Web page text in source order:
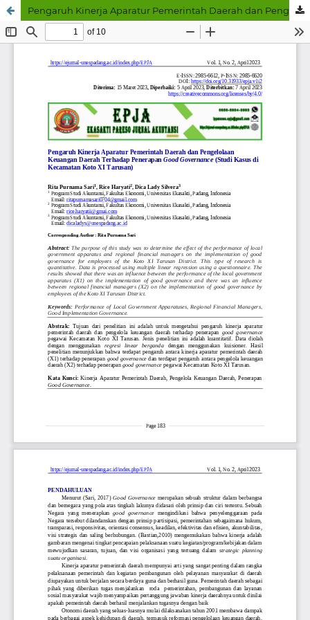
Pengaruh Kinerja Aparatur Pemerintah Daerah dan Pengelolaan Keuangan Daerah Terhadap Penerapan Good Governance (Studi Kasus di Kecamatan Koto XI Tarusan)